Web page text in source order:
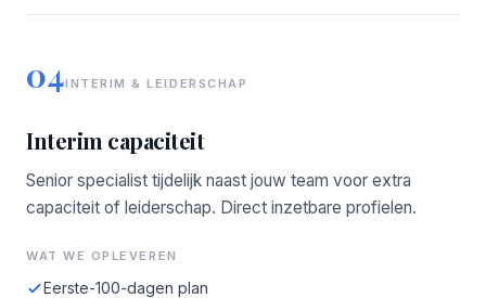
04INTERIM & LEIDERSCHAP
Interim capaciteit
Senior specialist tijdelijk naast jouw team voor extra
capaciteit of leiderschap. Direct inzetbare profielen.
WAT WE OPLEVEREN
Eerste-100-dagen plan